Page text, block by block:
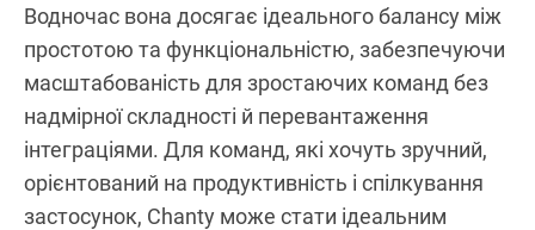
Водночас вона досягає ідеального балансу між
простотою та функціональністю, забезпечуючи
масштабованість для зростаючих команд без
надмірної складності й перевантаження
інтеграціями. Для команд, які хочуть зручний,
орієнтований на продуктивність і спілкування
застосунок, Chanty може стати ідеальним